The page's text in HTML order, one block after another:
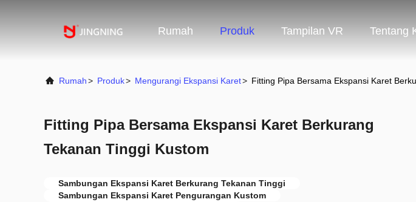
Rumah Produk Tampilan VR Tentang
Rumah> Produk> Mengurangi Ekspansi Karet> Fitting Pipa Bersama Ekspansi Karet
Fitting Pipa Bersama Ekspansi Karet Berkurang
Tekanan Tinggi Kustom
Sambungan Ekspansi Karet Berkurang Tekanan Tinggi
Sambungan Ekspansi Karet Pengurangan Kustom